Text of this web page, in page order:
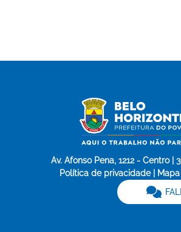
Av. Afonso Pena, 1212 - Centro |
Política de privacidade |